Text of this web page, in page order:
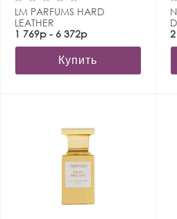
LM PARFUMS HARD
LEATHER
1 769р - 6 372р
Купить